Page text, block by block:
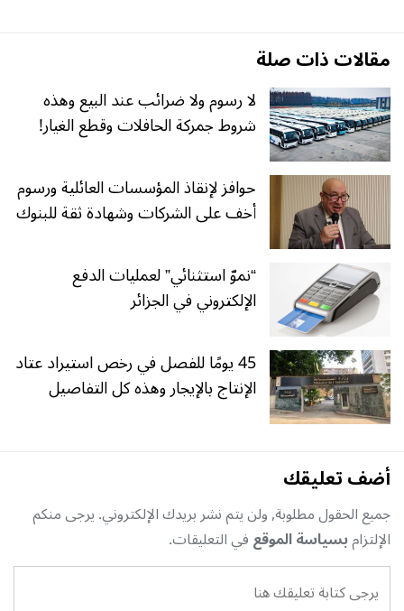
مقالات ذات صلة
لا رسوم ولا ضرائب عند البيع وهذه
شروط جمركة الحافلات وقطع الغيار!
حوافز لإنقاذ المؤسسات العائلية ورسوم
أخف على الشركات وشهادة ثقة للبنوك
“نموّ استثنائي” لعمليات الدفع
الإلكتروني في الجزائر
45 يومًا للفصل في رخص استيراد عتاد
الإنتاج بالإيجار وهذه كل التفاصيل
أضف تعليقك
جميع الحقول مطلوبة, ولن يتم نشر بريدك الإلكتروني. يرجى منكم
الإلتزامبسياسة الموقعفي التعليقات.